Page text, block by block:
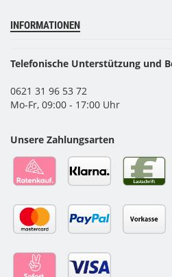
INFORMATIONEN
Telefonische Unterstützung und
0621 31 96 53 72
Mo-Fr, 09:00 - 17:00 Uhr
Unsere Zahlungsarten